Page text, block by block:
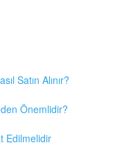
Satın Alınır?
Önemlidir?
Edilmelidir